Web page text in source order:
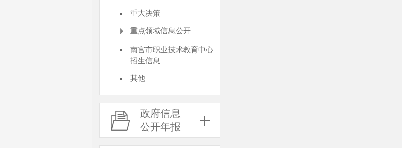
重大决策
重点领域信息公开
南宫市职业技术教育中心
招生信息
其他
政府信息
公开年报